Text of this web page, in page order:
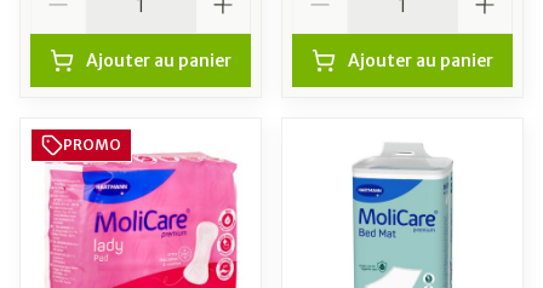
Ajouter au panier Ajouter au panier
PROMO